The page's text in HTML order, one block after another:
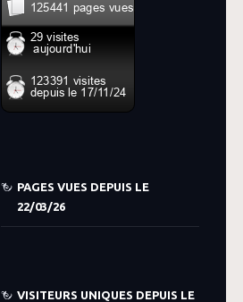
PAGES VUES DEPUIS LE
22/03/26
VISITEURS UNIQUES DEPUIS LE